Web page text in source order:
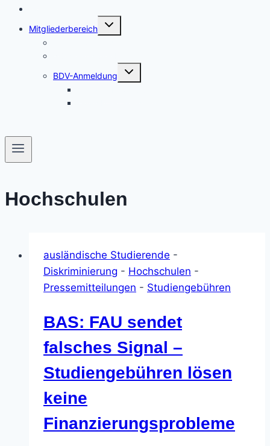
Mitgliederbereich
Untermenü
BDV-Anmeldung
Untermenü
Hochschulen
ausländische Studierende -
Diskriminierung - Hochschulen -
Pressemitteilungen - Studiengebühren
BAS: FAU sendet
falsches Signal –
Studiengebühren lösen
keine
Finanzierungsprobleme